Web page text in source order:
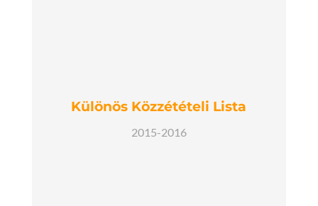
Különös Közzétételi Lista
2015-2016